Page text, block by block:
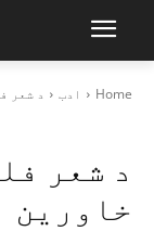
Home ادب د شعر
د شعر
خاورین